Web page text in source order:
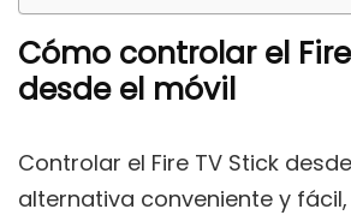
Cómo controlar el
desde el móvil
Controlar el Fire TV Stick
alternativa conveniente y